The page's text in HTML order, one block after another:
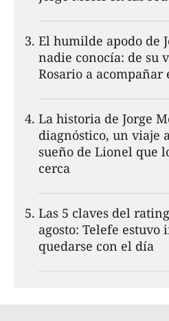
El humilde apodo de
nadie conocía: de su
Rosario a acompañar
La historia de Jorge
diagnóstico, un viaje
sueño de Lionel que
cerca
Las 5 claves del
agosto: Telefe
quedarse con el día